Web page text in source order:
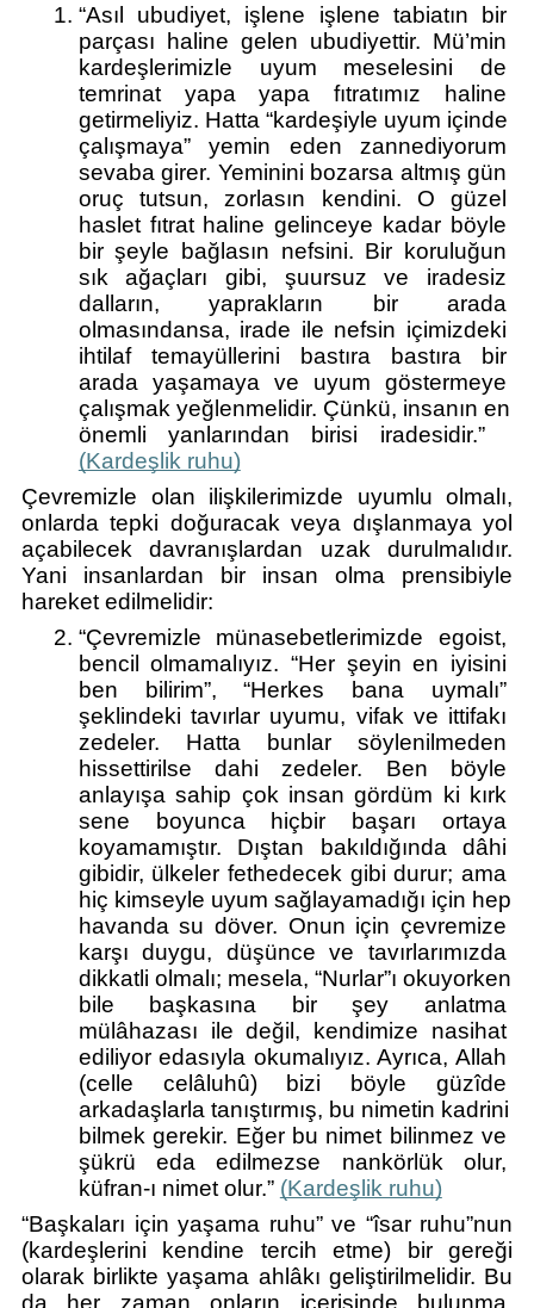
“Asıl ubudiyet, işlene işlene tabiatın bir
parçası haline gelen ubudiyettir. Mü’min
kardeşlerimizle uyum meselesini de
temrinat yapa yapa fıtratımız haline
getirmeliyiz. Hatta “kardeşiyle uyum içinde
çalışmaya” yemin eden zannediyorum
sevaba girer. Yeminini bozarsa altmış gün
oruç tutsun, zorlasın kendini. O güzel
haslet fıtrat haline gelinceye kadar böyle
bir şeyle bağlasın nefsini. Bir koruluğun
sık ağaçları gibi, şuursuz ve iradesiz
dalların, yaprakların bir arada
olmasındansa, irade ile nefsin içimizdeki
ihtilaf temayüllerini bastıra bastıra bir
arada yaşamaya ve uyum göstermeye
çalışmak yeğlenmelidir. Çünkü, insanın en
(Kardeşlik ruhu)
Çevremizle olan ilişkilerimizde uyumlu olmalı,
onlarda tepki doğuracak veya dışlanmaya yol
açabilecek davranışlardan uzak durulmalıdır.
Yani insanlardan bir insan olma prensibiyle
hareket edilmelidir:
“Çevremizle münasebetlerimizde egoist,
bencil olmamalıyız. “Her şeyin en iyisini
ben bilirim”, “Herkes bana uymalı”
şeklindeki tavırlar uyumu, vifak ve ittifakı
zedeler. Hatta bunlar söylenilmeden
hissettirilse dahi zedeler. Ben böyle
anlayışa sahip çok insan gördüm ki kırk
sene boyunca hiçbir başarı ortaya
koyamamıştır. Dıştan bakıldığında dâhi
gibidir, ülkeler fethedecek gibi durur; ama
hiç kimseyle uyum sağlayamadığı için hep
havanda su döver. Onun için çevremize
karşı duygu, düşünce ve tavırlarımızda
dikkatli olmalı; mesela, “Nurlar”ı okuyorken
bile başkasına bir şey anlatma
mülâhazası ile değil, kendimize nasihat
ediliyor edasıyla okumalıyız. Ayrıca, Allah
(celle celâluhû) bizi böyle güzîde
arkadaşlarla tanıştırmış, bu nimetin kadrini
bilmek gerekir. Eğer bu nimet bilinmez ve
şükrü eda edilmezse nankörlük olur,
küfran-ı nimet olur.” (Kardeşlik ruhu)
“Başkaları için yaşama ruhu” ve “îsar ruhu”nun
(kardeşlerini kendine tercih etme) bir gereği
olarak birlikte yaşama ahlâkı geliştirilmelidir. Bu
da her zaman onların içerisinde bulunma,